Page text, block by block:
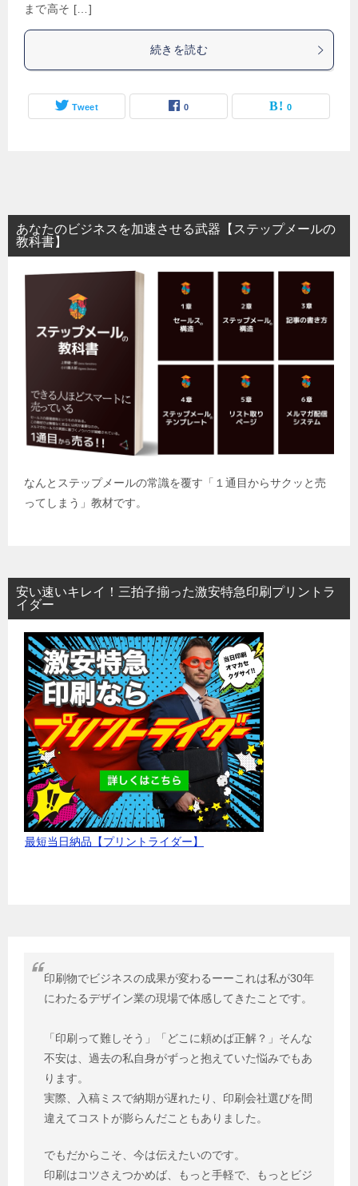
まで高そ […]
続きを読む
Tweet 0 0
あなたのビジネスを加速させる武器【ステップメールの
教科書】
なんとステップメールの常識を覆す「１通目からサクッと売
ってしまう」教材です。
安い速いキレイ！三拍子揃った激安特急印刷プリントラ
イダー
最短当日納品【プリントライダー】
印刷物でビジネスの成果が変わるーーこれは私が30年
にわたるデザイン業の現場で体感してきたことです。
「印刷って難しそう」「どこに頼めば正解？」そんな
不安は、過去の私自身がずっと抱えていた悩みでもあ
ります。
実際、入稿ミスで納期が遅れたり、印刷会社選びを間
違えてコストが膨らんだこともありました。
でもだからこそ、今は伝えたいのです。
印刷はコツさえつかめば、もっと手軽で、もっとビジ